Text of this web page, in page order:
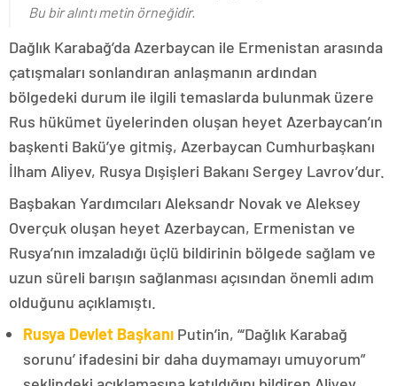
Bu bir alıntı metin örneğidir.
Dağlık Karabağ’da Azerbaycan ile Ermenistan arasında
çatışmaları sonlandıran anlaşmanın ardından
bölgedeki durum ile ilgili temaslarda bulunmak üzere
Rus hükümet üyelerinden oluşan heyet Azerbaycan’ın
başkenti Bakü’ye gitmiş, Azerbaycan Cumhurbaşkanı
İlham Aliyev, Rusya Dışişleri Bakanı Sergey Lavrov’dur.
Başbakan Yardımcıları Aleksandr Novak ve Aleksey
Overçuk oluşan heyet Azerbaycan, Ermenistan ve
Rusya’nın imzaladığı üçlü bildirinin bölgede sağlam ve
uzun süreli barışın sağlanması açısından önemli adım
olduğunu açıklamıştı.
Rusya Devlet Başkanı Putin’in, “‘Dağlık Karabağ
sorunu’ ifadesini bir daha duymamayı umuyorum”